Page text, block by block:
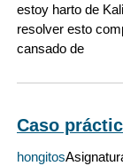
estoy harto de
resolver esto
cansado de
Caso
hongitos